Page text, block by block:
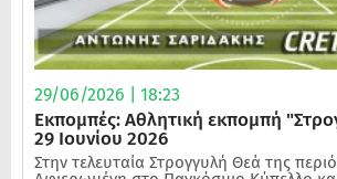
29/06/2026 | 18:23
Εκπομπές: Αθλητική εκπομπή
29 Ιουνίου 2026
Στην τελευταία Στρογγυλή Θεά της